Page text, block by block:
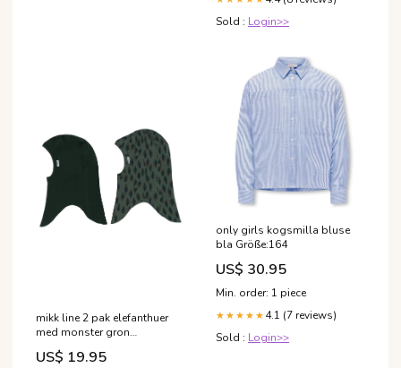
Sold : Login>>
mikk line 2 pak elefanthuer
med monster gron
Größe:122/128
US$ 19.95
only girls kogsmilla bluse
bla Größe:164
US$ 30.95
Min. order: 1 piece
★★★★★ 4.1 (7 reviews)
Sold : Login>>